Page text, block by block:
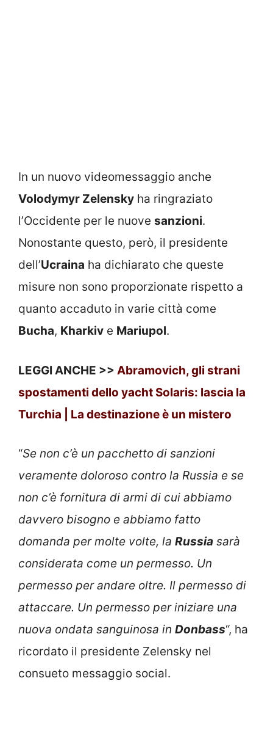
In un nuovo videomessaggio anche
Volodymyr Zelensky ha ringraziato
l’Occidente per le nuove sanzioni.
Nonostante questo, però, il presidente
dell’Ucraina ha dichiarato che queste
misure non sono proporzionate rispetto a
quanto accaduto in varie città come
Bucha, Kharkiv e Mariupol.
LEGGI ANCHE >> Abramovich, gli strani
spostamenti dello yacht Solaris: lascia la
Turchia | La destinazione è un mistero
“Se non c’è un pacchetto di sanzioni
veramente doloroso contro la Russia e se
non c’è fornitura di armi di cui abbiamo
davvero bisogno e abbiamo fatto
domanda per molte volte, la Russia sarà
considerata come un permesso. Un
permesso per andare oltre. Il permesso di
attaccare. Un permesso per iniziare una
nuova ondata sanguinosa in Donbass“, ha
ricordato il presidente Zelensky nel
consueto messaggio social.